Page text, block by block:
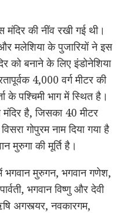
मंदिर की नींव रखी गई थी।
मलेशिया के पुजारियों ने इस
को बनाने के लिए इंडोनेशिया
4,000 वर्ग मीटर की
के पश्चिमी भाग में स्थित है।
है, जिसका 40 मीटर
गोपुरम नाम दिया गया है
मुरुगा की मूर्ति है।
भगवान मुरुगन, भगवान गणेश,
भगवान विष्णु और देवी
अगस्त्यर, नवकारगम,